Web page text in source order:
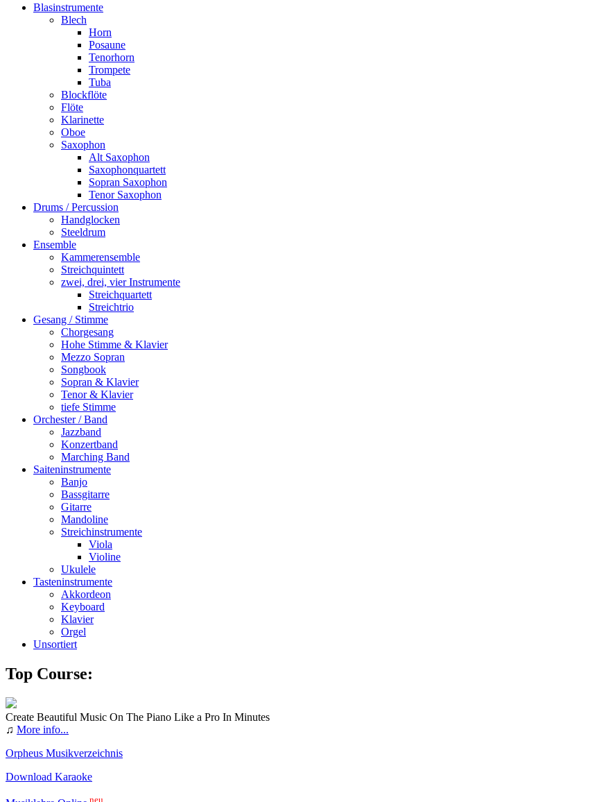
Blasinstrumente
Blech
Horn
Posaune
Tenorhorn
Trompete
Tuba
Blockflöte
Flöte
Klarinette
Oboe
Saxophon
Alt Saxophon
Saxophonquartett
Sopran Saxophon
Tenor Saxophon
Drums / Percussion
Handglocken
Steeldrum
Ensemble
Kammerensemble
Streichquintett
zwei, drei, vier Instrumente
Streichquartett
Streichtrio
Gesang / Stimme
Chorgesang
Hohe Stimme & Klavier
Mezzo Sopran
Songbook
Sopran & Klavier
Tenor & Klavier
tiefe Stimme
Orchester / Band
Jazzband
Konzertband
Marching Band
Saiteninstrumente
Banjo
Bassgitarre
Gitarre
Mandoline
Streichinstrumente
Viola
Violine
Ukulele
Tasteninstrumente
Akkordeon
Keyboard
Klavier
Orgel
Unsortiert
Top Course:
Create Beautiful Music On The Piano Like a Pro In Minutes
♫ More info...
Orpheus Musikverzeichnis
Download Karaoke
neu